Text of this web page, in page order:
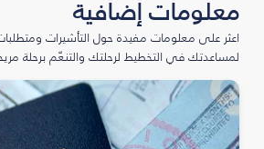
معلومات إضافية
اعثر على معلومات مفيدة حول التأشيرات
لمساعدتك في التخطيط لرحلتك والتنعّم برحلة